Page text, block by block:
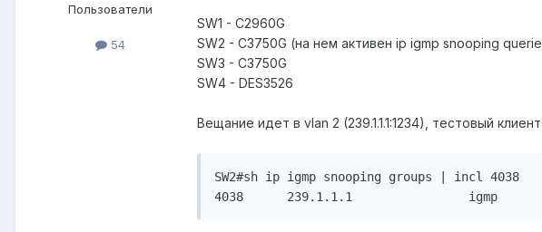
Пользователи
54
SW1 - C2960G
SW2 - C3750G (на нем активен ip igmp snooping
SW3 - C3750G
SW4 - DES3526
Вещание идет в vlan 2 (239.1.1.1:1234), тестовый
SW2#sh ip igmp snooping groups | incl 4038
4038      239.1.1.1                igmp